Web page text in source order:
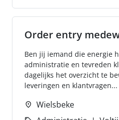
Order entry
Ben jij iemand die energie
administratie en tevreden
dagelijks het overzicht te
leveringen en klantvragen...
Wielsbeke